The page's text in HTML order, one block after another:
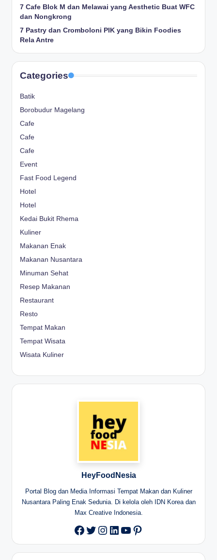
7 Cafe Blok M dan Melawai yang Aesthetic Buat WFC
dan Nongkrong
7 Pastry dan Cromboloni PIK yang Bikin Foodies
Rela Antre
Categories
Batik
Borobudur Magelang
Cafe
Cafe
Cafe
Event
Fast Food Legend
Hotel
Hotel
Kedai Bukit Rhema
Kuliner
Makanan Enak
Makanan Nusantara
Minuman Sehat
Resep Makanan
Restaurant
Resto
Tempat Makan
Tempat Wisata
Wisata Kuliner
HeyFoodNesia
Portal Blog dan Media Informasi Tempat Makan dan Kuliner
Nusantara Paling Enak Sedunia. Di kelola oleh IDN Korea dan
Max Creative Indonesia.
Facebook
Twitter
Instagram
LinkedIn
YouTube
Pinterest